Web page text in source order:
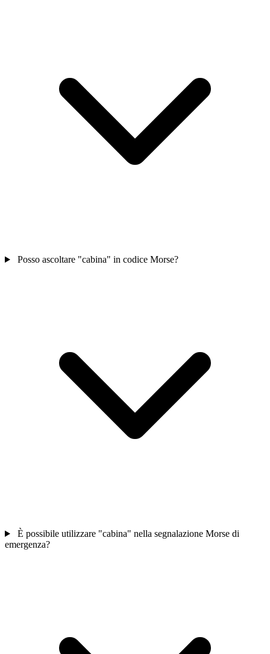
Posso ascoltare "cabina" in codice Morse?
È possibile utilizzare "cabina" nella segnalazione Morse di
emergenza?